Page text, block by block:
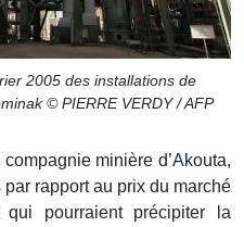
2005 des installations de
© PIERRE VERDY / AFP
minière d’Akouta,
rapport au prix du marché
qui pourraient précipiter la